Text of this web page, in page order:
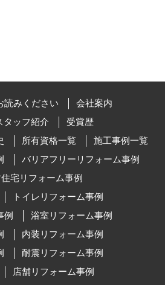
読みください
会社案内
タッフ紹介
受賞歴
所有資格一覧
施工事例一覧
バリアフリーリフォーム事例
宅リフォーム事例
トイレリフォーム事例
例
浴室リフォーム事例
内装リフォーム事例
耐震リフォーム事例
店舗リフォーム事例